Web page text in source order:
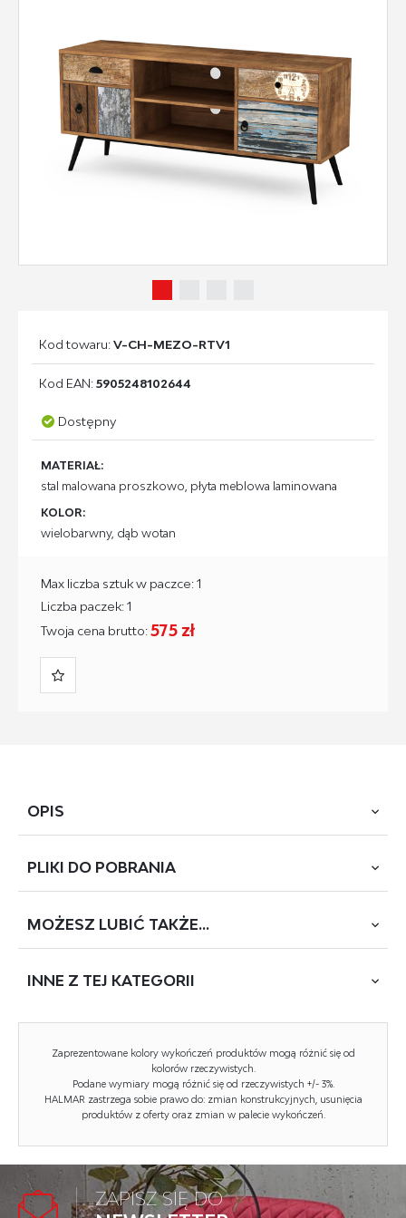
Kod towaru:V-CH-MEZO-RTV1
Kod EAN:5905248102644
Dostępny
MATERIAŁ:
stal malowana proszkowo, płyta meblowa laminowana
KOLOR:
wielobarwny, dąb wotan
Twoja cena brutto:575 zł
Max liczba sztuk w paczce: 1
Liczba paczek: 1
OPIS
wymiary: 120/39/60 cm, materiał: płyta meblowa
wielobarwny
Materiał:
płyta meblowa laminowana, stal
malowana proszkowo
Szerokość (Zakres): 120
Nazwa kolekcji: Mezo
Wysokość: 60
PLIKI DO POBRANIA
MEZO-RTV1 (005)
Zaprezentowane kolory wykończeń produktów mogą różnić się od
kolorów rzeczywistych.
Podane wymiary mogą różnić się od rzeczywistych +/- 3%.
HALMAR zastrzega sobie prawo do: zmian konstrukcyjnych, usunięcia
produktów z oferty oraz zmian w palecie wykończeń.
MOŻESZ LUBIĆ TAKŻE...
INNE Z TEJ KATEGORII
ZAPISZ SIĘ DO